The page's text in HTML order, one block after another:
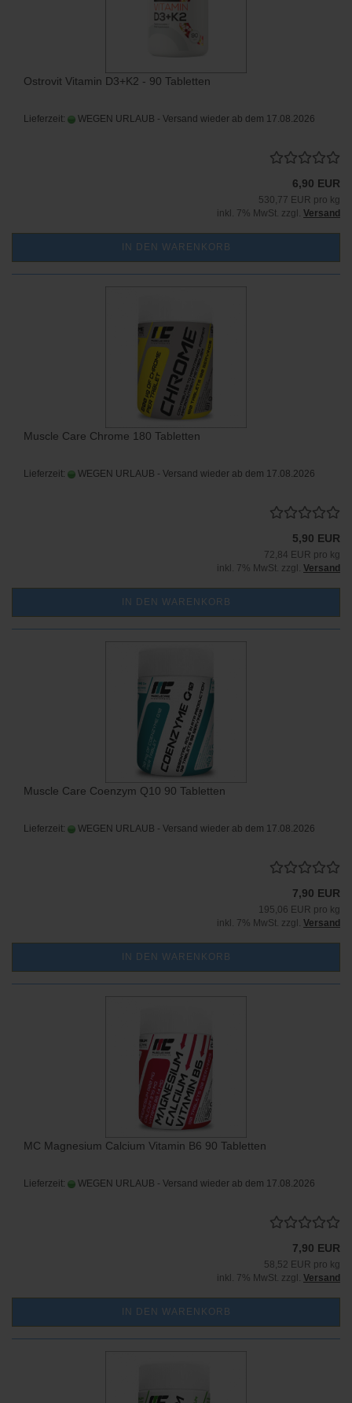
Ostrovit Vitamin D3+K2 - 90 Tabletten
Lieferzeit: WEGEN URLAUB - Versand wieder ab dem 17.08.2026
6,90 EUR
530,77 EUR pro kg
inkl. 7% MwSt. zzgl. Versand
IN DEN WARENKORB
Muscle Care Chrome 180 Tabletten
Lieferzeit: WEGEN URLAUB - Versand wieder ab dem 17.08.2026
5,90 EUR
72,84 EUR pro kg
inkl. 7% MwSt. zzgl. Versand
IN DEN WARENKORB
Muscle Care Coenzym Q10 90 Tabletten
Lieferzeit: WEGEN URLAUB - Versand wieder ab dem 17.08.2026
7,90 EUR
195,06 EUR pro kg
inkl. 7% MwSt. zzgl. Versand
IN DEN WARENKORB
MC Magnesium Calcium Vitamin B6 90 Tabletten
Lieferzeit: WEGEN URLAUB - Versand wieder ab dem 17.08.2026
7,90 EUR
58,52 EUR pro kg
inkl. 7% MwSt. zzgl. Versand
IN DEN WARENKORB